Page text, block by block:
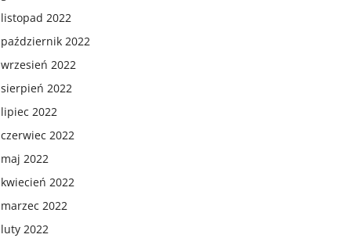
listopad 2022
październik 2022
wrzesień 2022
sierpień 2022
lipiec 2022
czerwiec 2022
maj 2022
kwiecień 2022
marzec 2022
luty 2022